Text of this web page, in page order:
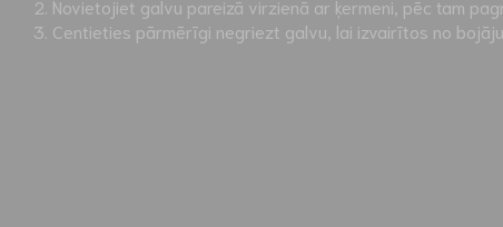
Novietojiet galvu pareizā virzienā ar ķermeni, pēc tam
Centieties pārmērīgi negriezt galvu, lai izvairītos no